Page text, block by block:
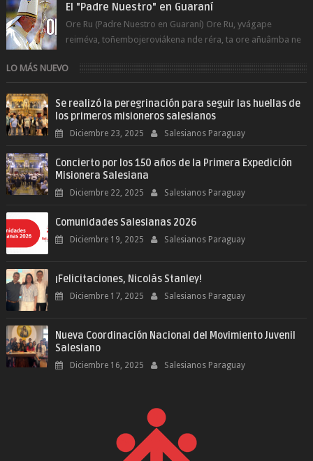
El "Padre Nuestro" en Guaraní
Ore Ru (Padre Nuestro en Guaraní) Ore Ru, yvágape
reiméva, toñembojeroviákena nde réra, ta ore añuâmba ne
LO MÁS NUEVO
Se realizó la peregrinación para seguir las huellas de
los primeros misioneros salesianos
Diciembre 23, 2025 Salesianos Paraguay
Concierto por los 150 años de la Primera Expedición
Misionera Salesiana
Diciembre 22, 2025 Salesianos Paraguay
Comunidades Salesianas 2026
Diciembre 19, 2025 Salesianos Paraguay
¡Felicitaciones, Nicolás Stanley!
Diciembre 17, 2025 Salesianos Paraguay
Nueva Coordinación Nacional del Movimiento Juvenil
Salesiano
Diciembre 16, 2025 Salesianos Paraguay